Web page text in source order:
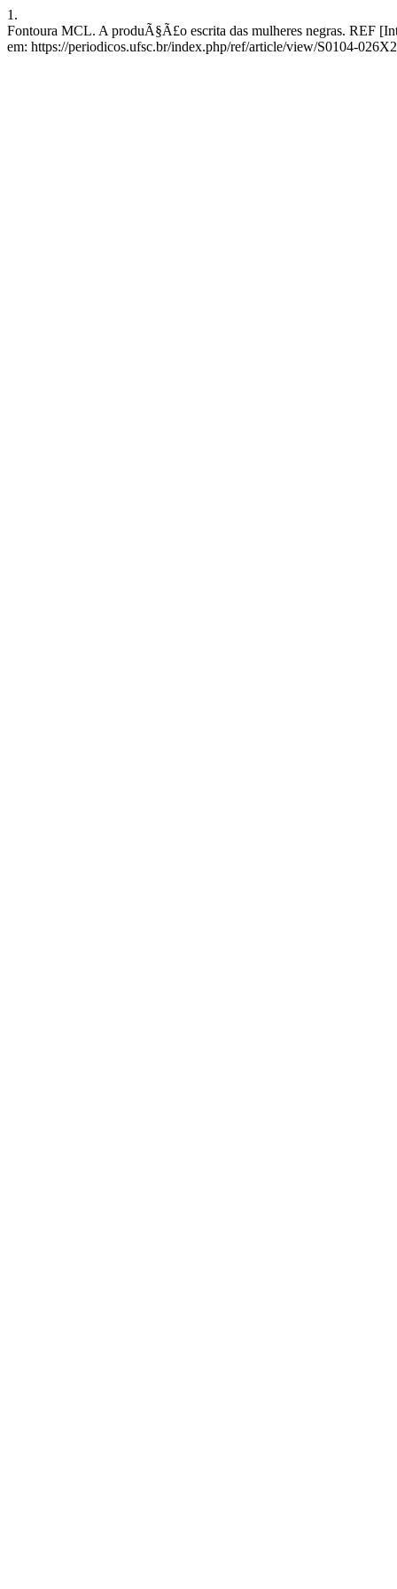
1.
Fontoura MCL. A produÃ§Ã£o escrita das mulheres negras. REF
em: https://periodicos.ufsc.br/index.php/ref/article/view/S0104-